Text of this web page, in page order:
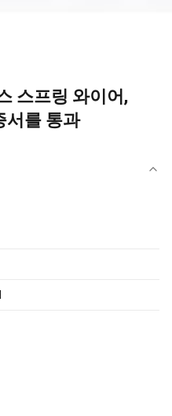
스프링 와이어,
서를 통과